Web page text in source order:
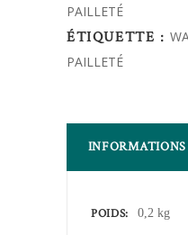
PAILLETÉ
ÉTIQUETTE :
PAILLETÉ
POIDS 0,2 kg